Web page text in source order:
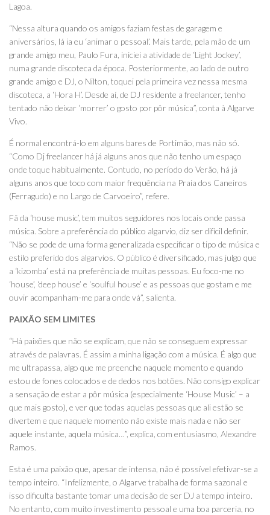
Lagoa.
“Nessa altura quando os amigos faziam festas de garagem e
aniversários, lá ia eu ‘animar o pessoal’. Mais tarde, pela mão de um
grande amigo meu, Paulo Fura, iniciei a atividade de ‘Light Jockey’,
numa grande discoteca da época. Posteriormente, ao lado de outro
grande amigo e DJ, o Nilton, toquei pela primeira vez nessa mesma
discoteca, a ‘Hora H’. Desde aí, de DJ residente a freelancer, tenho
tentado não deixar ‘morrer’ o gosto por pôr música”, conta à Algarve
Vivo.
É normal encontrá-lo em alguns bares de Portimão, mas não só.
“Como Dj freelancer há já alguns anos que não tenho um espaço
onde toque habitualmente. Contudo, no período do Verão, há já
alguns anos que toco com maior frequência na Praia dos Caneiros
(Ferragudo) e no Largo de Carvoeiro”, refere.
Fã da ‘house music’, tem muitos seguidores nos locais onde passa
música. Sobre a preferência do público algarvio, diz ser difícil definir.
“Não se pode de uma forma generalizada especificar o tipo de música e
estilo preferido dos algarvios. O público é diversificado, mas julgo que
a ‘kizomba’ está na preferência de muitas pessoas. Eu foco-me no
‘house’, ‘deep house’ e ‘soulful house’ e as pessoas que gostam e me
ouvir acompanham-me para onde vá”, salienta.
PAIXÃO SEM LIMITES
“Há paixões que não se explicam, que não se conseguem expressar
através de palavras. É assim a minha ligação com a música. É algo que
me ultrapassa, algo que me preenche naquele momento e quando
estou de fones colocados e de dedos nos botões. Não consigo explicar
a sensação de estar a pôr música (especialmente ‘House Music’ – a
que mais gosto), e ver que todas aquelas pessoas que ali estão se
divertem e que naquele momento não existe mais nada e não ser
aquele instante, aquela música…”, explica, com entusiasmo, Alexandre
Ramos.
Esta é uma paixão que, apesar de intensa, não é possível efetivar-se a
tempo inteiro. “Infelizmente, o Algarve trabalha de forma sazonal e
isso dificulta bastante tomar uma decisão de ser DJ a tempo inteiro.
No entanto, com muito investimento pessoal e uma boa parceria, no